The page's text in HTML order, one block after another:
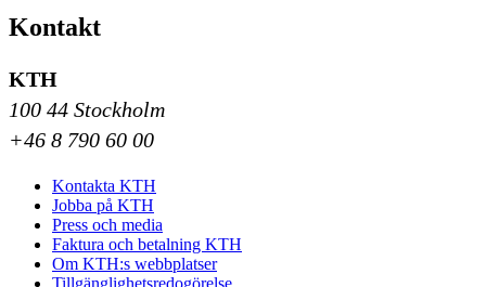
Kontakt
KTH
100 44 Stockholm
+46 8 790 60 00
Kontakta KTH
Jobba på KTH
Press och media
Faktura och betalning KTH
Om KTH:s webbplatser